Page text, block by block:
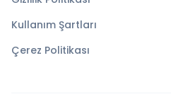
Kullanım Şartları
Çerez Politikası